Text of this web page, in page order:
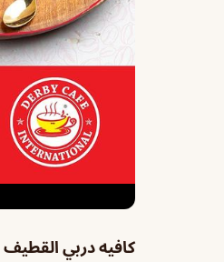
كافيه دربي القطيف